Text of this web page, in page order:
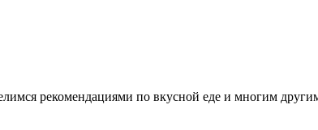
рекомендациями по вкусной еде и многим